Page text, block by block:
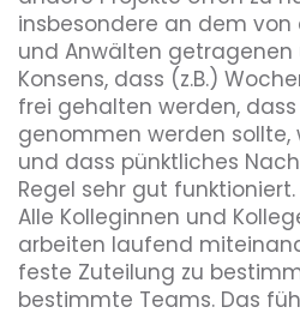
insbesondere an dem von
und Anwälten
Konsens, dass (z.B.)
frei gehalten werden,
genommen werden sollte,
und dass pünktliches
Regel sehr gut funktioniert.
Alle Kolleginnen und
arbeiten laufend
feste Zuteilung zu
bestimmte Teams. Das